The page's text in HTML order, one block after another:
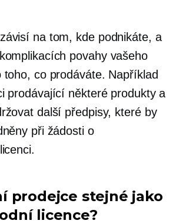
na tom, kde podnikáte, a
povahy vašeho
toho, co prodáváte. Například
prodávající některé produkty a
další předpisy, které by
při žádosti o
prodejce stejné jako
licence?